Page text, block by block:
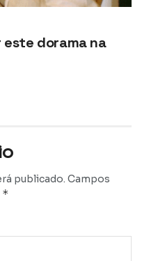
este dorama na
publicado. Campos
*